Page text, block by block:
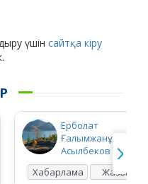
үшін сайтқа кіру
Ерболат
Ғалымжанұлы
Асылбеков
Хабарлама
Жазылу